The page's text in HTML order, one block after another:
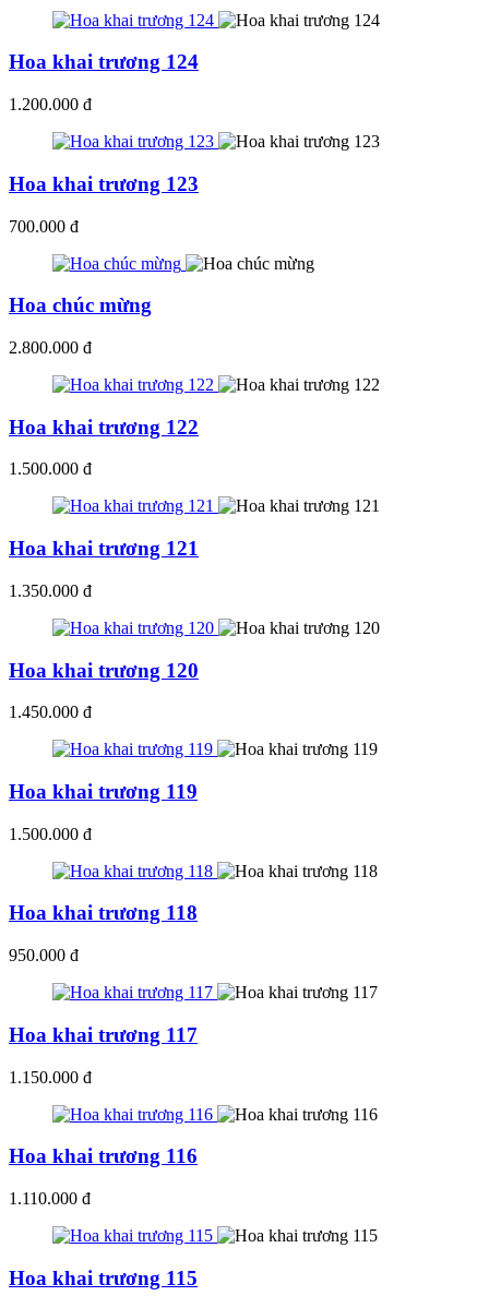
Hoa khai trương 124
1.200.000 đ
Hoa khai trương 123
700.000 đ
Hoa chúc mừng
2.800.000 đ
Hoa khai trương 122
1.500.000 đ
Hoa khai trương 121
1.350.000 đ
Hoa khai trương 120
1.450.000 đ
Hoa khai trương 119
1.500.000 đ
Hoa khai trương 118
950.000 đ
Hoa khai trương 117
1.150.000 đ
Hoa khai trương 116
1.110.000 đ
Hoa khai trương 115